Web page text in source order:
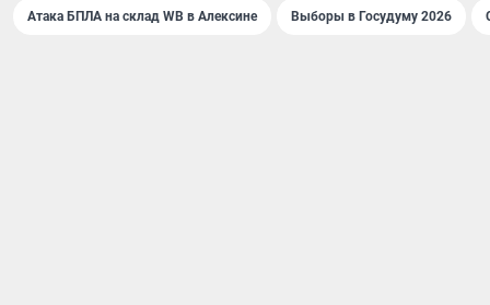
Атака БПЛА на склад WB в Алексине Выборы в Госудуму 2026